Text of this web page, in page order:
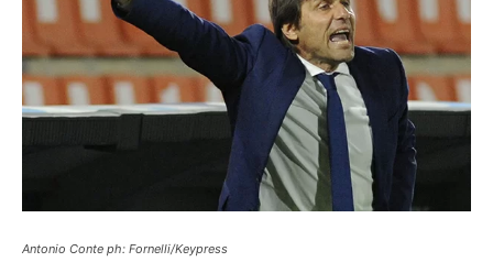
Antonio Conte ph: Fornelli/Keypress